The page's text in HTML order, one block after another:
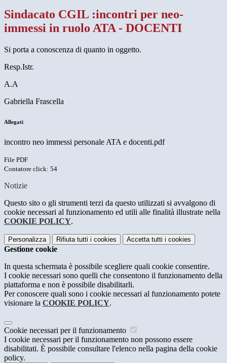
Sindacato CGIL :incontri per neo-
immessi in ruolo ATA - DOCENTI
Si porta a conoscenza di quanto in oggetto.
Resp.Istr.
A.A
Gabriella Frascella
Allegati
incontro neo immessi personale ATA e docenti.pdf
File PDF
Contatore click: 54
Notizie
Questo sito o gli strumenti terzi da questo utilizzati si avvalgono di
cookie necessari al funzionamento ed utili alle finalità illustrate nella
COOKIE POLICY.
Personalizza Rifiuta tutti i cookies Accetta tutti i cookies
Gestione cookie
In questa schermata è possibile scegliere quali cookie consentire.
I cookie necessari sono quelli che consentono il funzionamento della
piattaforma e non è possibile disabilitarli.
Per conoscere quali sono i cookie necessari al funzionamento potete
visionare la COOKIE POLICY.
Cookie necessari per il funzionamento
I cookie necessari per il funzionamento non possono essere
disabilitati. È possibile consultare l'elenco nella pagina della cookie
policy.